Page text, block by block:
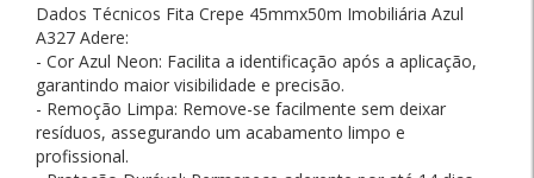
Dados Técnicos Fita Crepe 45mmx50m Imobiliária Azul
A327 Adere:
- Cor Azul Neon: Facilita a identificação após a aplicação,
garantindo maior visibilidade e precisão.
- Remoção Limpa: Remove-se facilmente sem deixar
resíduos, assegurando um acabamento limpo e
profissional.